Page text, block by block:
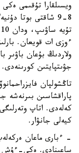
ويسىلقارا تۇقىمى
ءوزى ات قويعان.
ولاردىڭ بۇعان
جۋىتپايتىن كورىنەدى.
پاراقشاسىن بىرنەشە
كەلەدى. اتاپ
كيەلى جانۋار.
- ءبارى ماعان